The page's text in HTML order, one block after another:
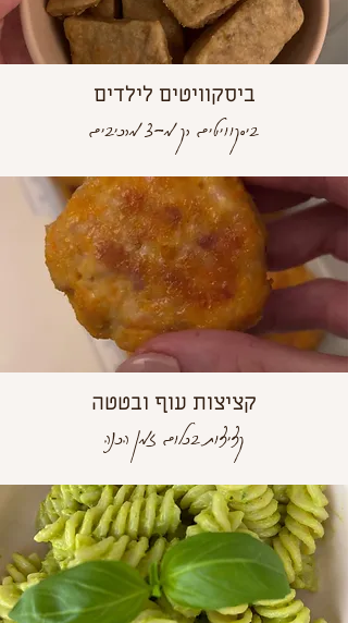
ביסקוויטים לילדים
ביסקוויטים רק מ-3 מרכיבים
קציצות עוף ובטטה
קציצות בכלום זמן הכנה